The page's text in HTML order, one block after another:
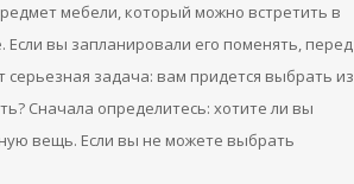
мебели, который можно встретить в
Если вы запланировали его поменять, перед
серьезная задача: вам придется выбрать из
Сначала определитесь: хотите ли вы
вещь. Если вы не можете выбрать